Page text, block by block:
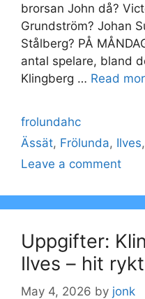
brorsan John då?
Grundström? Johan
Stålberg? PÅ
antal spelare, bland
Klingberg … Read
Categories
frolundahc
Tags
Ässät, Frölunda, Ilves,
Leave a comment
Uppgifter:
Ilves – hit
May 4, 2026 by jonk